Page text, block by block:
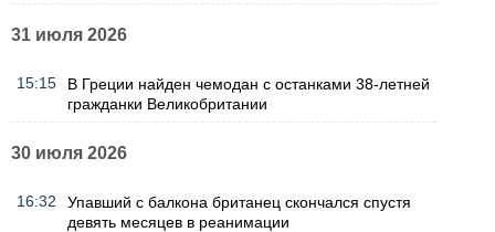
31 июля 2026
15:15
В Греции найден чемодан с останками 38-летней
гражданки Великобритании
30 июля 2026
16:32
Упавший с балкона британец скончался спустя
девять месяцев в реанимации